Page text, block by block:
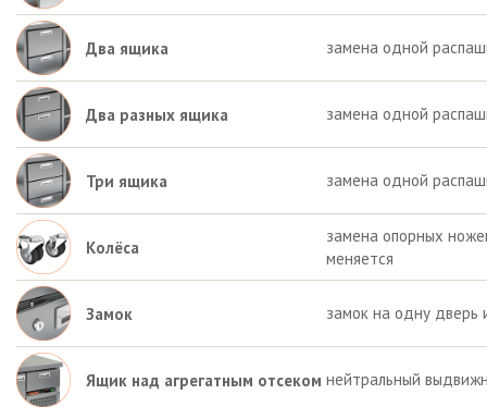
Два ящика замена одной
Два разных ящика замена одной
Три ящика замена одной
Колёса
замена опорных
меняется
Замок замок на одну дверь
Ящик над агрегатным отсеком нейтральный